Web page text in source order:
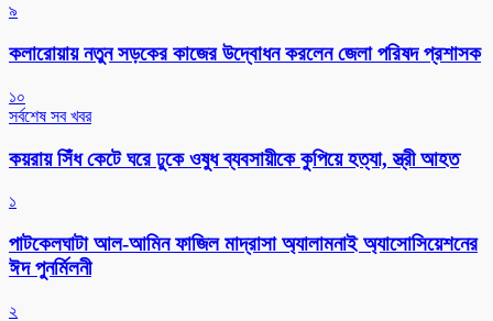
৯
কলারোয়ায় নতুন সড়কের কাজের উদ্বোধন করলেন জেলা পরিষদ প্রশাসক
১০
সর্বশেষ সব খবর
কয়রায় সিঁধ কেটে ঘরে ঢুকে ওষুধ ব্যবসায়ীকে কুপিয়ে হত্যা, স্ত্রী আহত
১
পাটকেলঘাটা আল-আমিন ফাজিল মাদ্রাসা অ্যালামনাই অ্যাসোসিয়েশনের
ঈদ পুনর্মিলনী
২